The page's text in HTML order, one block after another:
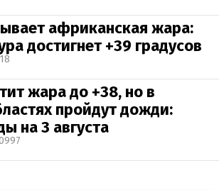
африканская жара:
достигнет +39 градусов
жара до +38, но в
пройдут дожди:
на 3 августа